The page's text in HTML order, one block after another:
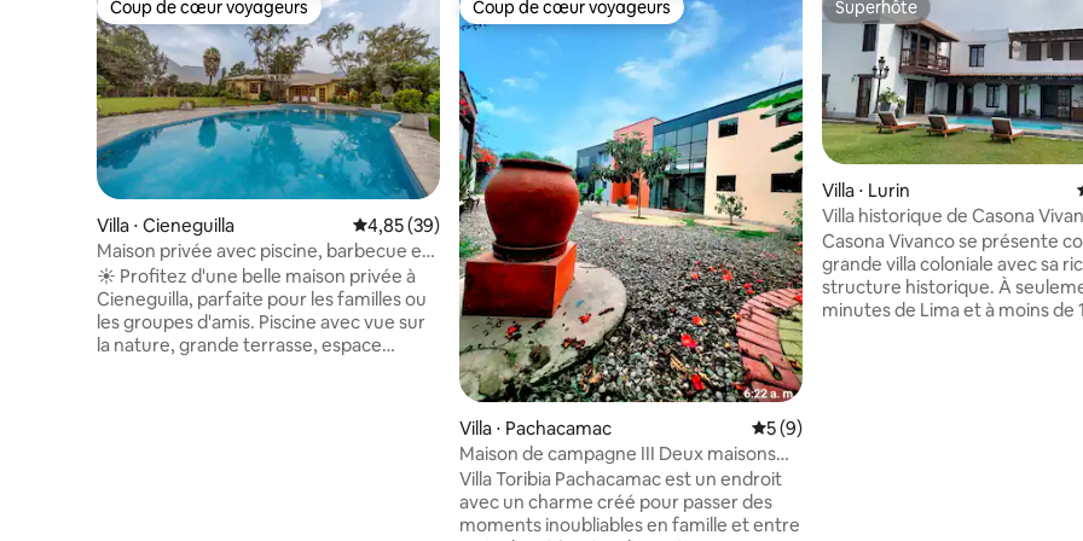
Coup de cœur voyageurs
Coup de cœur voyageurs
Villa ⋅ Cieneguilla Évaluation moyenne sur la base de 39 commentaires : 4,85 sur 5
4,85 (39)
Maison privée avec piscine, barbecue et
feu de camp
☀️ Profitez d'une belle maison privée à
Cieneguilla, parfaite pour les familles ou
les groupes d'amis. Piscine avec vue sur
la nature, grande terrasse, espace
Coup de cœur voyageurs
Coup de cœur voyageurs
Villa ⋅ Pachacamac Évaluation moyenne sur la base de 9
5 (9)
Maison de campagne III Deux maisons
piscine barbecue
Villa Toribia Pachacamac est un endroit
avec un charme créé pour passer des
moments inoubliables en famille et entre
Superhôte
Superhôte
Villa ⋅ Lurin
Villa historique de Casona
les séjours et les événements
Casona Vivanco se présente
grande villa coloniale avec sa
structure historique. À
minutes de Lima et à moins de 15